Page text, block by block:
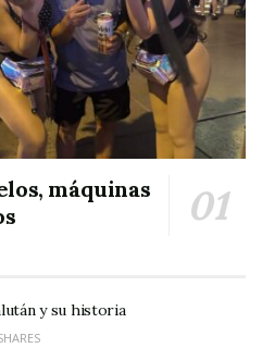
máquinas
y su historia